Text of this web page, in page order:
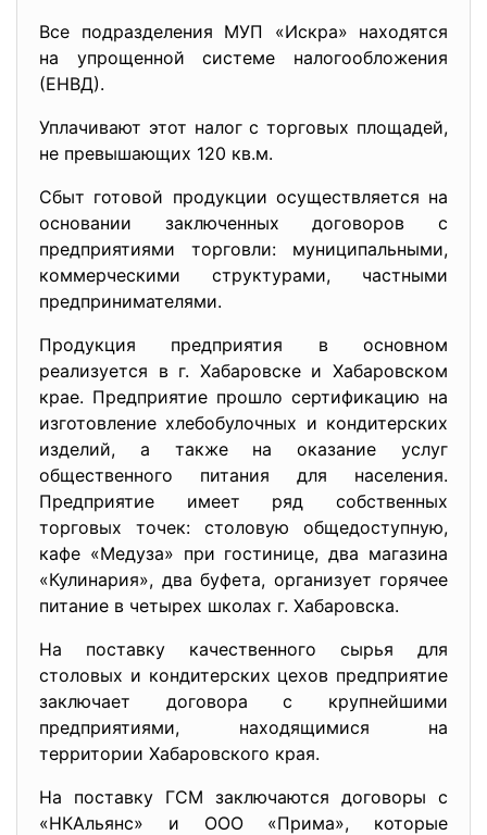
Все подразделения МУП «Искра» находятся
на упрощенной системе налогообложения
(ЕНВД).
Уплачивают этот налог с торговых площадей,
не превышающих 120 кв.м.
Сбыт готовой продукции осуществляется на
основании заключенных договоров с
предприятиями торговли: муниципальными,
коммерческими структурами, частными
предпринимателями.
Продукция предприятия в основном
реализуется в г. Хабаровске и Хабаровском
крае. Предприятие прошло сертификацию на
изготовление хлебобулочных и кондитерских
изделий, а также на оказание услуг
общественного питания для населения.
Предприятие имеет ряд собственных
торговых точек: столовую общедоступную,
кафе «Медуза» при гостинице, два магазина
«Кулинария», два буфета, организует горячее
питание в четырех школах г. Хабаровска.
На поставку качественного сырья для
столовых и кондитерских цехов предприятие
заключает договора с крупнейшими
предприятиями, находящимися на
территории Хабаровского края.
На поставку ГСМ заключаются договоры с
«НКАльянс» и ООО «Прима», которые